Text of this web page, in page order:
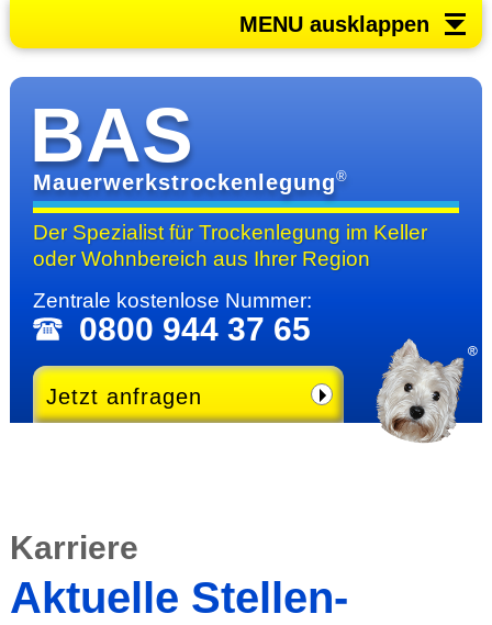
MENU ausklappen
BAS
Mauerwerkstrockenlegung®
Der Spezialist für Trocken­legung im Keller
oder Wohn­bereichaus Ihrer Region
Zentrale kosten­lose Nummer:
0800 944 37 65
Jetzt anfragen
Karriere
Aktuelle Stellen­